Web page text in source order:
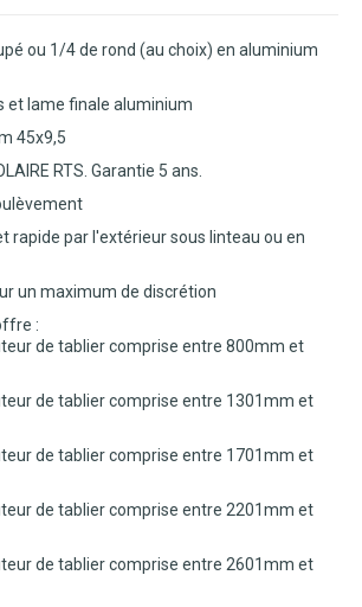
ou 1/4 de rond (au choix) en aluminium
et lame finale aluminium
45x9,5
RTS. Garantie 5 ans.
rapide par l'extérieur sous linteau ou en
un maximum de discrétion
:
de tablier comprise entre 800mm et
de tablier comprise entre 1301mm et
de tablier comprise entre 1701mm et
de tablier comprise entre 2201mm et
de tablier comprise entre 2601mm et